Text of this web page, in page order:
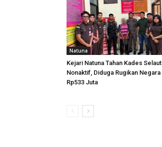
Natuna
Kejari Natuna Tahan Kades Selaut
Nonaktif, Diduga Rugikan Negara
Rp533 Juta